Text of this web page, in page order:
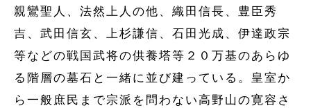
親鸞聖人、法然上人の他、織田信長、豊臣秀
吉、武田信玄、上杉謙信、石田光成、伊達政宗
等などの戦国武将の供養塔等２０万基のあらゆ
る階層の墓石と一緒に並び建っている。皇室か
ら一般庶民まで宗派を問わない高野山の寛容さ